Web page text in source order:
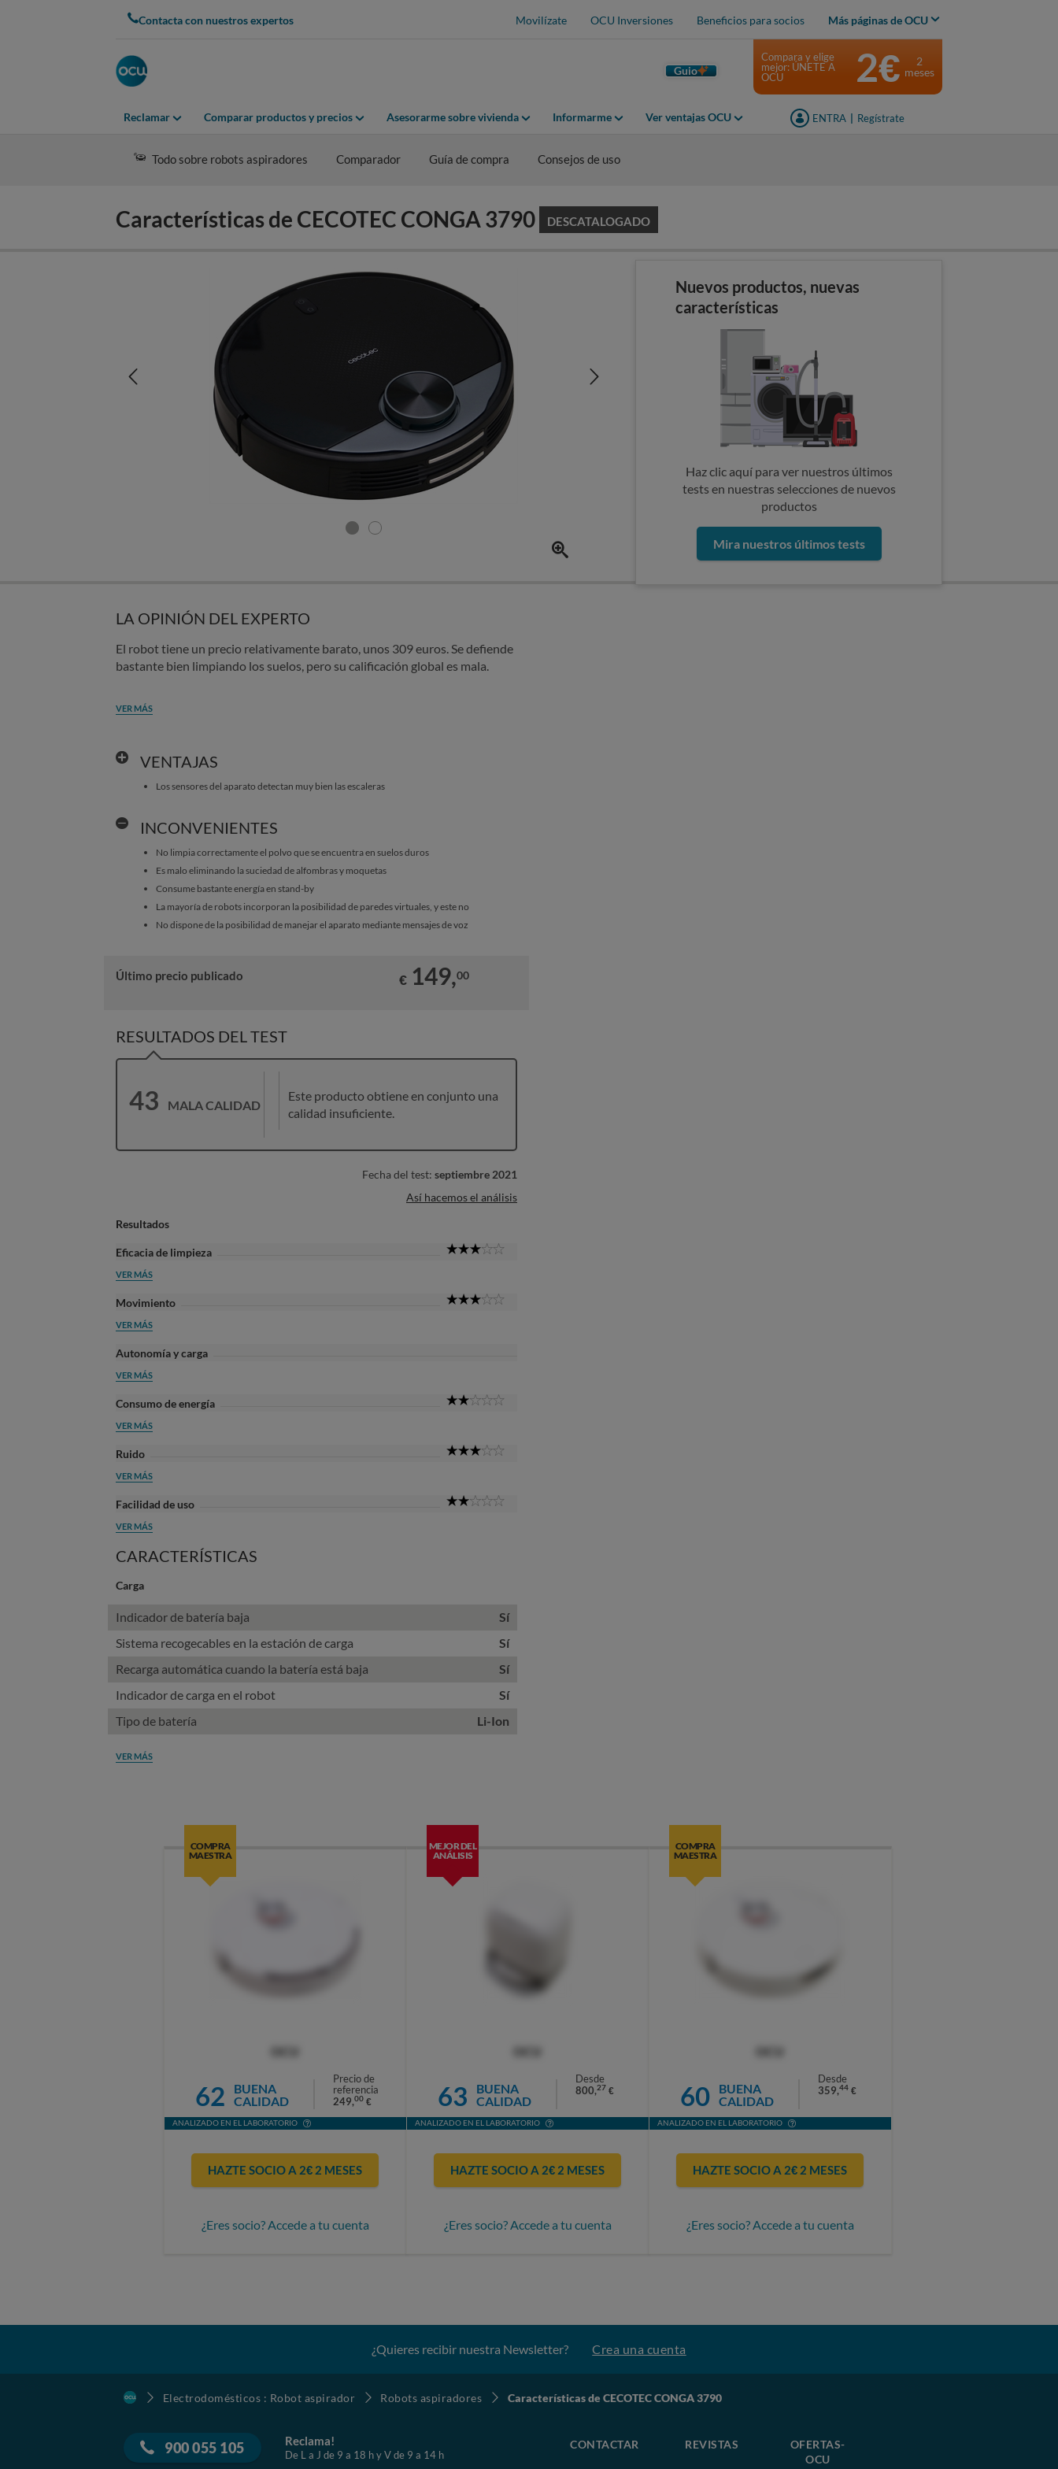
Contacta con nuestros expertos Movilízate OCU Inversiones Beneficios para socios Más páginas de OCU
Guio
Reclamar Comparar productos y precios Asesorarme sobre vivienda Informarme Ver ventajas OCU ENTRA Regístrate
Compara y elige
mejor: ÚNETE A
OCU
2€
2
meses
Todo sobre robots aspiradores Comparador Guía de compra Consejos de uso
Características de CECOTEC CONGA 3790 DESCATALOGADO
Nuevos productos, nuevas
características
Haz clic aquí para ver nuestros últimos
tests en nuestras selecciones de nuevos
productos
Mira nuestros últimos tests
LA OPINIÓN DEL EXPERTO
El robot tiene un precio relativamente barato, unos 309 euros. Se defiende
bastante bien limpiando los suelos, pero su calificación global es mala.
VER MÁS
VENTAJAS
Los sensores del aparato detectan muy bien las escaleras
INCONVENIENTES
No limpia correctamente el polvo que se encuentra en suelos duros
Es malo eliminando la suciedad de alfombras y moquetas
Consume bastante energía en stand-by
La mayoría de robots incorporan la posibilidad de paredes virtuales, y este no
No dispone de la posibilidad de manejar el aparato mediante mensajes de voz
Último precio publicado € 149,00
RESULTADOS DEL TEST
43 MALA CALIDAD
Este producto obtiene en conjunto una
calidad insuficiente.
Fecha del test: septiembre 2021
Así hacemos el análisis
Resultados
Eficacia de limpieza
VER MÁS
Movimiento
VER MÁS
Autonomía y carga
VER MÁS
Consumo de energía
VER MÁS
Ruido
VER MÁS
Facilidad de uso
VER MÁS
CARACTERÍSTICAS
Carga
Indicador de batería baja
Sí
Sistema recogecables en la estación de carga
Sí
Recarga automática cuando la batería está baja
Sí
Indicador de carga en el robot
Sí
Tipo de batería
Li-Ion
VER MÁS
COMPRA
MAESTRA
62
BUENA
CALIDAD
Precio de
referencia
249,00 €
ANALIZADO EN EL LABORATORIO
HAZTE SOCIO A 2€ 2 MESES
¿Eres socio? Accede a tu cuenta
MEJOR DEL
ANÁLISIS
63
BUENA
CALIDAD
Desde
800,27 €
ANALIZADO EN EL LABORATORIO
HAZTE SOCIO A 2€ 2 MESES
¿Eres socio? Accede a tu cuenta
COMPRA
MAESTRA
60
BUENA
CALIDAD
Desde
359,44 €
ANALIZADO EN EL LABORATORIO
HAZTE SOCIO A 2€ 2 MESES
¿Eres socio? Accede a tu cuenta
¿Quieres recibir nuestra Newsletter? Crea una cuenta
Electrodomésticos : Robot aspirador Robots aspiradores Características de CECOTEC CONGA 3790
900 055 105 Reclama!
De L a J de 9 a 18 h y V de 9 a 14 h
CONTACTAR REVISTAS
OFERTAS-
OCU